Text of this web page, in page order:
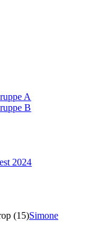
A
B
2024
(15)Simone